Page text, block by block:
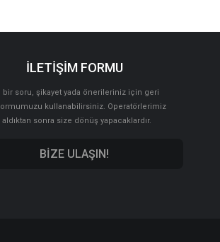
İLETİŞİM FORMU
bir soru, şikayet yada önerileriniz için geri
kullanabilirsiniz. Operatörlerimiz
sonra size dönüş yapacaklardır.
BİZE ULAŞIN!